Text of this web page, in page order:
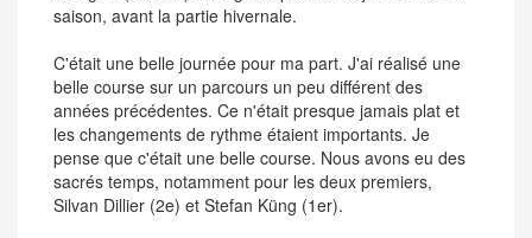
saison, avant la partie hivernale.
C'était une belle journée pour ma part. J'ai réalisé une
belle course sur un parcours un peu différent des
années précédentes. Ce n'était presque jamais plat et
les changements de rythme étaient importants. Je
pense que c'était une belle course. Nous avons eu des
sacrés temps, notamment pour les deux premiers,
Silvan Dillier (2e) et Stefan Küng (1er).